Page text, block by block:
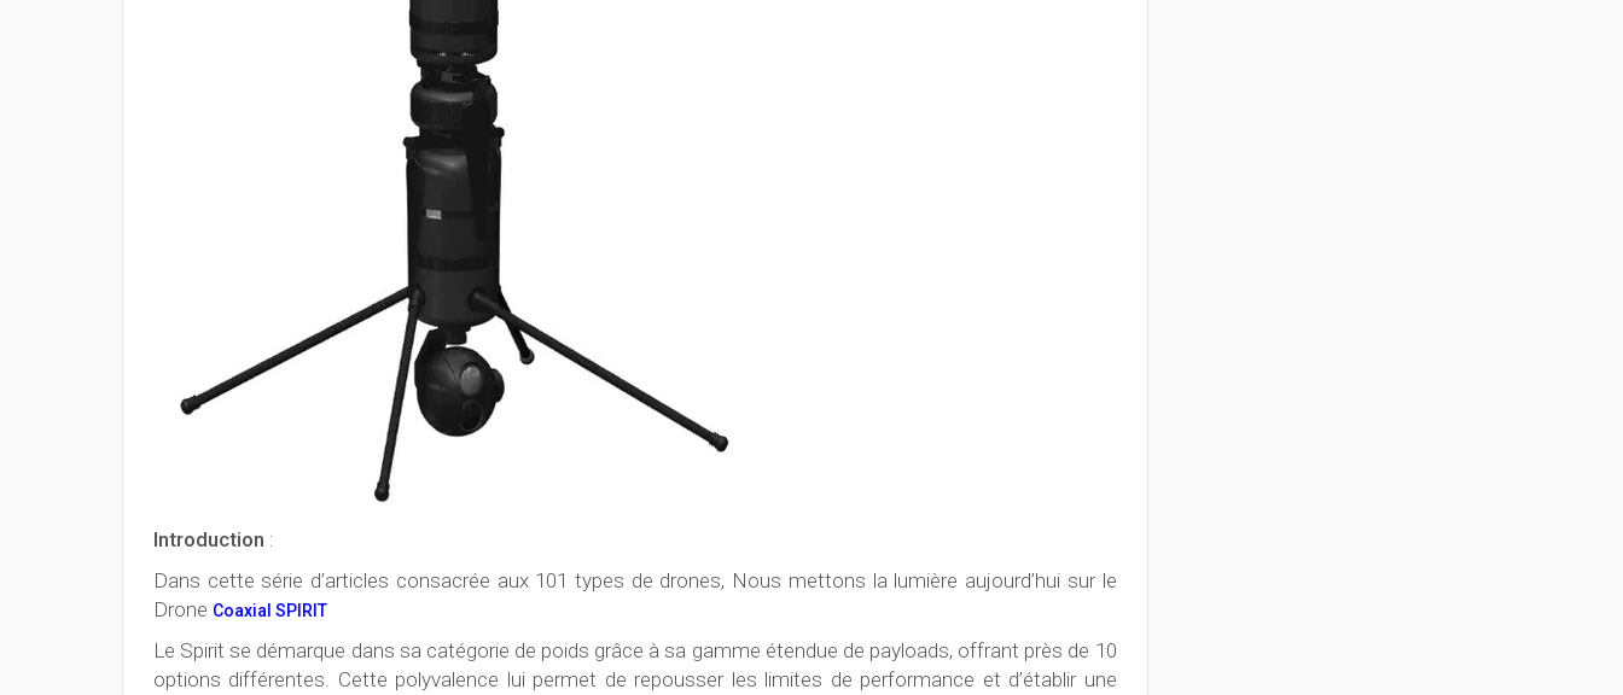
Introduction :
Dans cette série d’articles consacrée aux 101 types de drones, Nous mettons la lumière aujourd’hui sur le
Drone Coaxial SPIRIT
Le Spirit se démarque dans sa catégorie de poids grâce à sa gamme étendue de payloads, offrant près de 10
options différentes. Cette polyvalence lui permet de repousser les limites de performance et d’établir une